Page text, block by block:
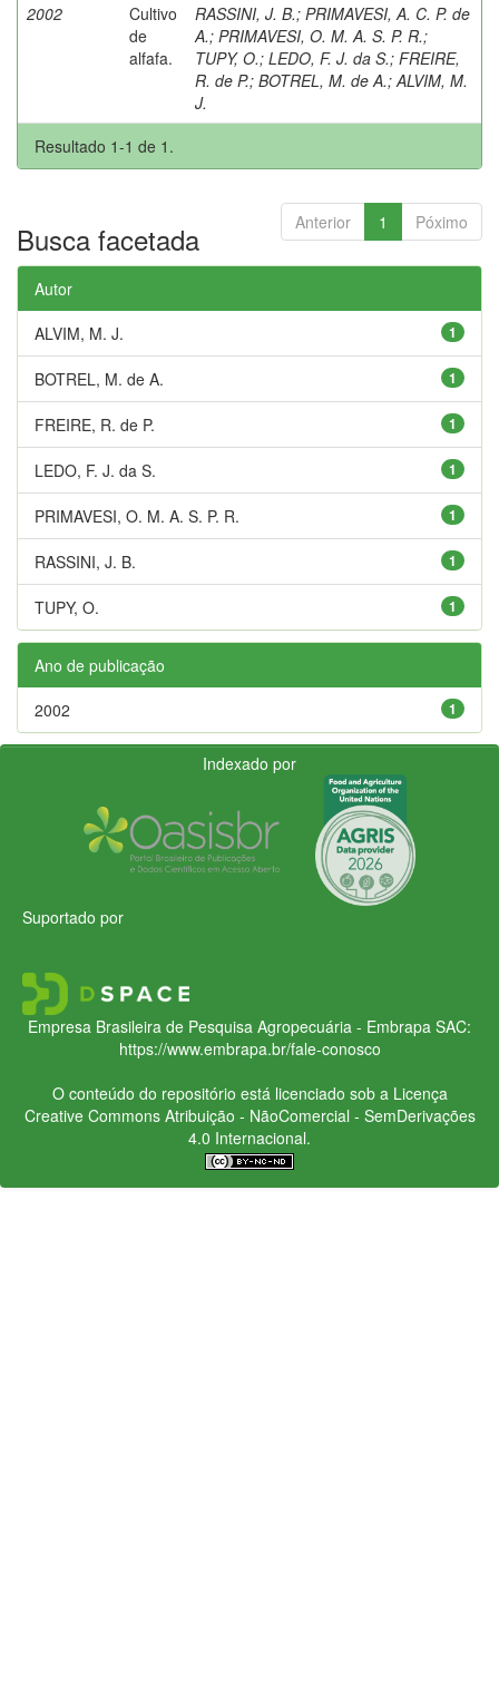
2002
Cultivo
de
alfafa.
RASSINI, J. B.; PRIMAVESI, A. C. P. de
A.; PRIMAVESI, O. M. A. S. P. R.;
TUPY, O.; LEDO, F. J. da S.; FREIRE,
R. de P.; BOTREL, M. de A.; ALVIM, M.
J.
Resultado 1-1 de 1.
Anterior 1 Póximo
Busca facetada
Autor
1
ALVIM, M. J.
1
BOTREL, M. de A.
1
FREIRE, R. de P.
1
LEDO, F. J. da S.
1
PRIMAVESI, O. M. A. S. P. R.
1
RASSINI, J. B.
1
TUPY, O.
Ano de publicação
1
2002
Indexado por
Suportado por
Empresa Brasileira de Pesquisa Agropecuária - Embrapa SAC:
https://www.embrapa.br/fale-conosco
O conteúdo do repositório está licenciado sob a Licença
Creative CommonsAtribuição - NãoComercial - SemDerivações
4.0 Internacional.